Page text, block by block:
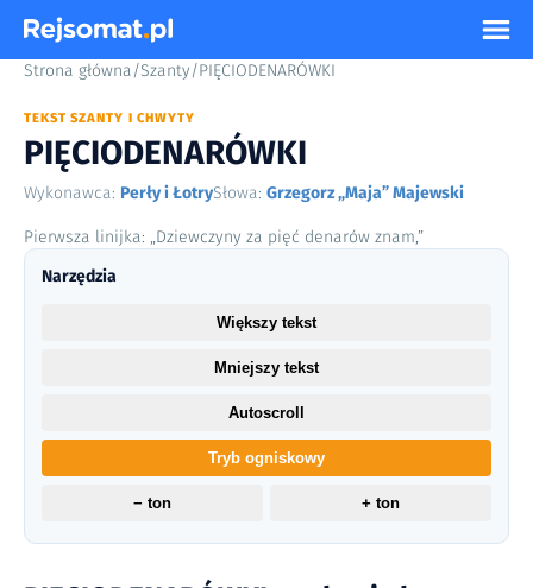
Strona główna/Szanty/PIĘCIODENARÓWKI
TEKST SZANTY I CHWYTY
PIĘCIODENARÓWKI
Wykonawca: Perły i ŁotrySłowa: Grzegorz „Maja” Majewski
Pierwsza linijka: „Dziewczyny za pięć denarów znam,”
Narzędzia
Większy tekst
Mniejszy tekst
Autoscroll
Tryb ogniskowy
− ton + ton